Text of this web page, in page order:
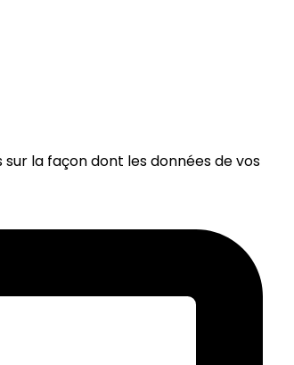
sur la façon dont les données de vos